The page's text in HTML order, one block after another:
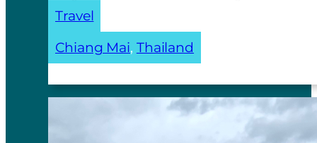
Travel
Chiang Mai, Thailand